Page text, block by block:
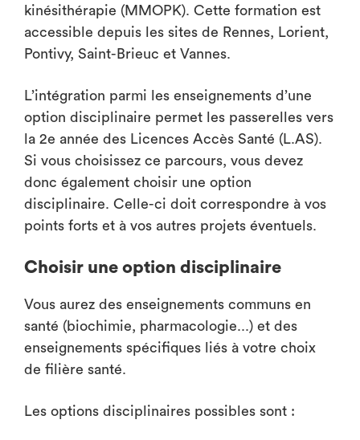
kinésithérapie (MMOPK). Cette formation est
accessible depuis les sites de Rennes, Lorient,
Pontivy, Saint-Brieuc et Vannes.
L’intégration parmi les enseignements d’une
option disciplinaire permet les passerelles vers
la 2e année des Licences Accès Santé (L.AS).
Si vous choisissez ce parcours, vous devez
donc également choisir une option
disciplinaire. Celle-ci doit correspondre à vos
points forts et à vos autres projets éventuels.
Choisir une option disciplinaire
Vous aurez des enseignements communs en
santé (biochimie, pharmacologie...) et des
enseignements spécifiques liés à votre choix
de filière santé.
Les options disciplinaires possibles sont :